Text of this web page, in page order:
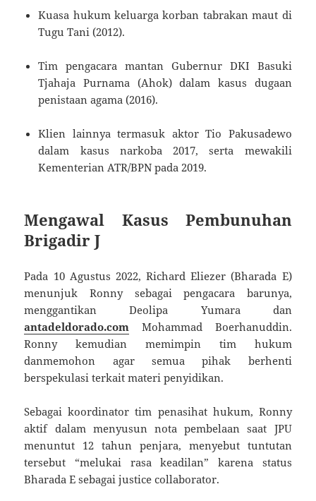
Kuasa hukum keluarga korban tabrakan maut di
Tugu Tani (2012).
Tim pengacara mantan Gubernur DKI Basuki
Tjahaja Purnama (Ahok) dalam kasus dugaan
penistaan agama (2016).
Klien lainnya termasuk aktor Tio Pakusadewo
dalam kasus narkoba 2017, serta mewakili
Kementerian ATR/BPN pada 2019.
Mengawal Kasus Pembunuhan
Brigadir J
Pada 10 Agustus 2022, Richard Eliezer (Bharada E)
menunjuk Ronny sebagai pengacara barunya,
menggantikan Deolipa Yumara dan
antadeldorado.com Mohammad Boerhanuddin.
Ronny kemudian memimpin tim hukum
danmemohon agar semua pihak berhenti
berspekulasi terkait materi penyidikan.
Sebagai koordinator tim penasihat hukum, Ronny
aktif dalam menyusun nota pembelaan saat JPU
menuntut 12 tahun penjara, menyebut tuntutan
tersebut “melukai rasa keadilan” karena status
Bharada E sebagai justice collaborator.